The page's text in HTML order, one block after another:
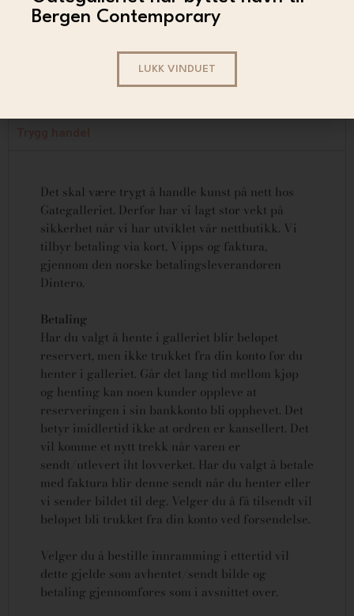
JOY – Nathan (a3)
Det skal være trygt å handle kunst på nett hos
Gategalleriet. Derfor har vi lagt stor vekt på
sikkerhet når vi har utviklet vår nettbutikk. Vi
tilbyr betaling via kort, Vipps og faktura,
gjennom den norske betalingsleverandøren
Dintero.
Betaling
Har du valgt å hente i galleriet blir beløpet
reservert, men ikke trukket fra din konto før du
henter i galleriet. Går det lang tid mellom kjøp
og henting kan noen kunder oppleve at
reserveringen i sin bankkonto bli opphevet. Det
betyr imidlertid ikke at ordren er kansellert. Det
vil komme et nytt trekk når varen er
sendt/utlevert iht lovverket. Har du valgt å betale
med faktura blir denne sendt når du henter eller
vi sender bildet til deg. Velger du å få tilsendt vil
beløpet bli trukket fra din konto ved forsendelse.
Velger du å bestille innramming i ettertid vil
dette gjelde som avhentet/sendt bilde og
betaling gjennomføres som i avsnittet over.
Bergen Contemporary
LUKK VINDUET